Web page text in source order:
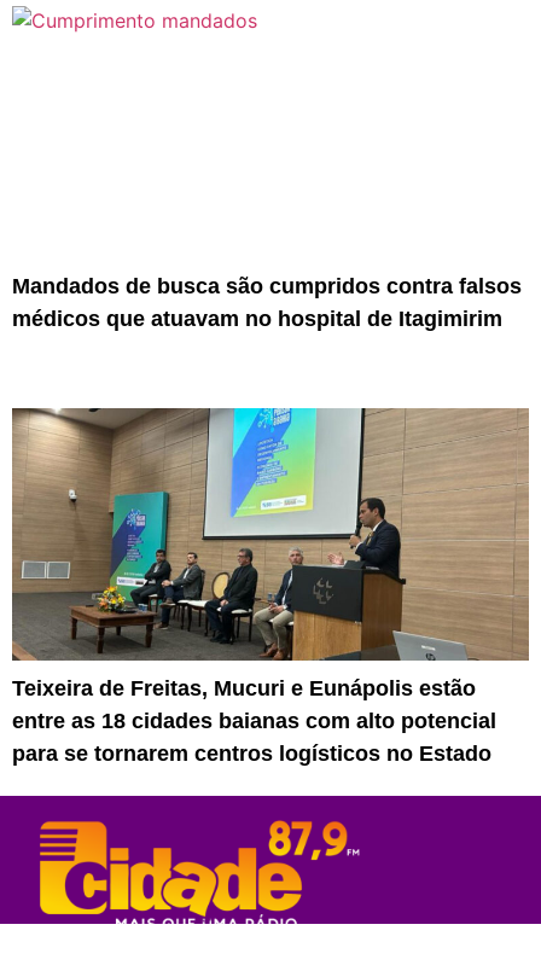
Mandados de busca são cumpridos contra falsos
médicos que atuavam no hospital de Itagimirim
Teixeira de Freitas, Mucuri e Eunápolis estão
entre as 18 cidades baianas com alto potencial
para se tornarem centros logísticos no Estado